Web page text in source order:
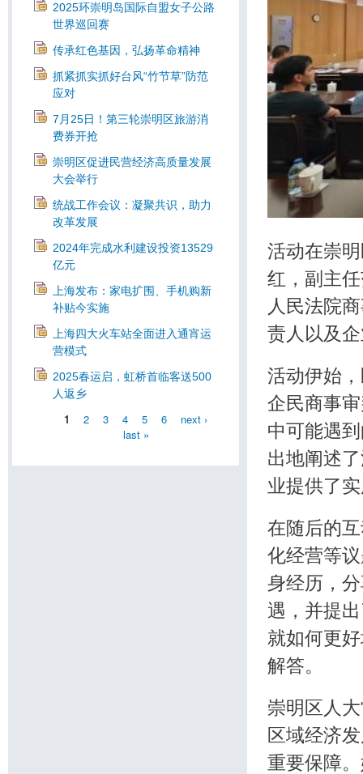
2025环崇明岛国际自盟女子公路
世界巡回赛
传承红色基因，弘扬革命精神
抓紧抓实抓好台风“竹节草”防范
应对
7月25日！第三轮崇明区旅游消
费券开抢
崇明区促进民营经济高质量发展
大会举行
统战工作会议：凝聚共识，助力
改革发展
2024年完成水利建设投资13529
亿元
上海发布：家电扩围、手机购新
补贴今实施
上海四大火车站全面进入通宵运
营模式
2025春运启，虹桥首临客送500
人返乡
1 2 3 4 5 6
next ›
last »
活动在崇
红，副主
人民法院
责人以及
活动伊始
企民商事
中可能遇
出地阐述
业提供了
在随后的
化经营等
身经历，
遇，并提
就如何更
解答。
崇明区人
区域经济
重要保障